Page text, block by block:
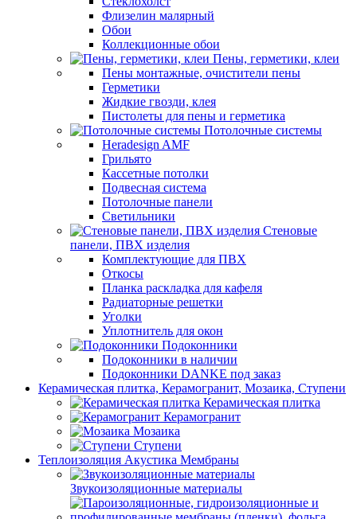
Флизелин малярный
Обои
Коллекционные обои
Пены, герметики, клеи
Пены монтажные, очистители пены
Герметики
Жидкие гвозди, клея
Пистолеты для пены и герметика
Потолочные системы
Heradesign AMF
Грильято
Кассетные потолки
Подвесная система
Потолочные панели
Светильники
Стеновые
панели, ПВХ изделия
Комплектующие для ПВХ
Откосы
Планка раскладка для кафеля
Радиаторные решетки
Уголки
Уплотнитель для окон
Подоконники
Подоконники в наличии
Подоконники DANKE под заказ
Керамическая плитка, Керамогранит, Мозаика, Ступени
Керамическая плитка
Керамогранит
Мозаика
Ступени
Теплоизоляция Акустика Мембраны
Звукоизоляционные материалы